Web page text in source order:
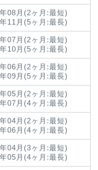
08月(2ヶ月:最短)
11月(5ヶ月:最長)
07月(2ヶ月:最短)
10月(5ヶ月:最長)
06月(2ヶ月:最短)
09月(5ヶ月:最長)
05月(2ヶ月:最短)
07月(4ヶ月:最長)
04月(2ヶ月:最短)
06月(4ヶ月:最長)
04月(3ヶ月:最短)
05月(4ヶ月:最長)